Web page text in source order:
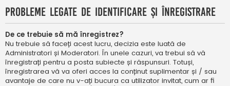
Probleme legate de identificare și înregistrare
De ce trebuie să mă înregistrez?
Nu trebuie să faceți acest lucru, decizia este luată de
Administratori și Moderatori. În unele cazuri, va trebui să vă
înregistrați pentru a posta subiecte și răspunsuri. Totuși,
înregistrarea vă va oferi acces la conținut suplimentar și / sau
avantaje de care nu v-ați bucura ca utilizator invitat, cum ar fi